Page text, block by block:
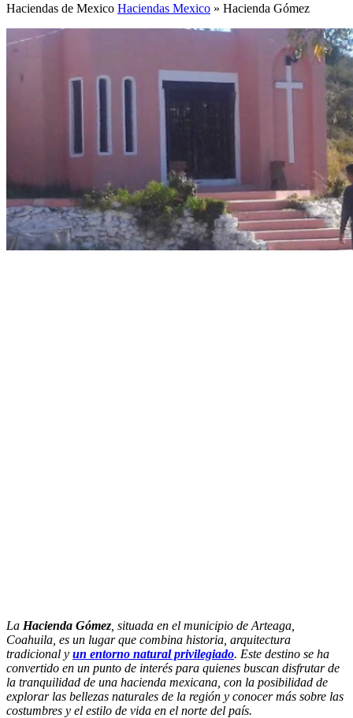
Haciendas de Mexico Haciendas Mexico » Hacienda Gómez
La Hacienda Gómez , situada en el municipio de Arteaga,
Coahuila, es un lugar que combina historia, arquitectura
tradicional y un entorno natural privilegiado. Este destino se ha
convertido en un punto de interés para quienes buscan disfrutar de
la tranquilidad de una hacienda mexicana, con la posibilidad de
explorar las bellezas naturales de la región y conocer más sobre las
costumbres y el estilo de vida en el norte del país.